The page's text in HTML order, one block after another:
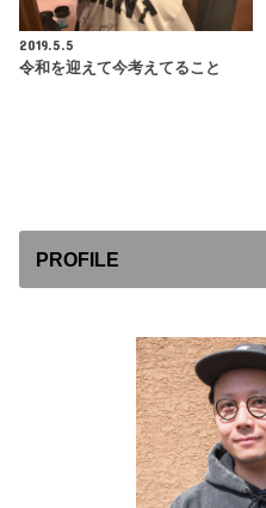
2019.5.5
令和を迎えて今考えてること
PROFILE